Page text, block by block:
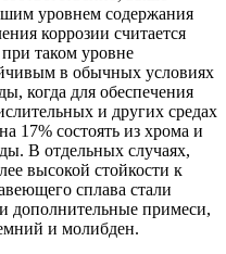
уровнем содержания
коррозии считается
таком уровне
в обычных условиях
когда для обеспечения
и других средах
17% состоять из хрома и
В отдельных случаях,
высокой стойкости к
сплава стали
дополнительные примеси,
и молибден.